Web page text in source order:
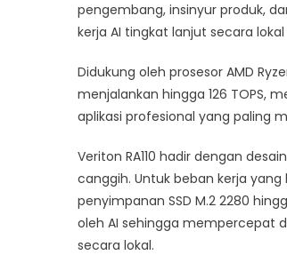
pengembang, insinyur produk,
kerja AI tingkat lanjut secara
Didukung oleh prosesor AMD
menjalankan hingga 126 TOPS,
aplikasi profesional yang paling
Veriton RA110 hadir dengan
canggih. Untuk beban kerja yang
penyimpanan SSD M.2 2280
oleh AI sehingga mempercepat
secara lokal.